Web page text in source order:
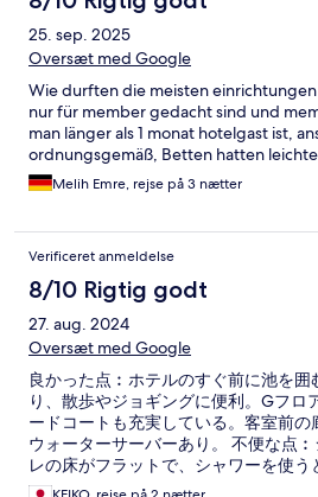
25. sep. 2025
Oversæt med Google
Wie durften die meisten
nur für member gedacht sind und
man länger als 1 monat hotelgast ist,
ordnungsgemäß, Betten hatten
Melih Emre, rejse på 3 nætter
Verificeret anmeldelse
8/10 Rigtig godt
27. aug. 2024
Oversæt med Google
良かった点︰ホテルのすぐ前に池を
り、散歩やジョギングに便利。Gフロ
ードコートも充実している。客室前
ウォーターサーバーあり。 不便な点
レの床がフラットで、シャワーを使
バスマットや床が水浸しになる。